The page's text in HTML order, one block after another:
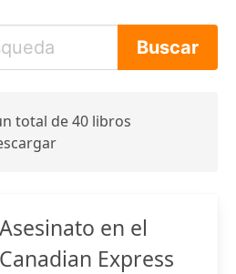
total de 40 libros
Asesinato en el
Canadian Express